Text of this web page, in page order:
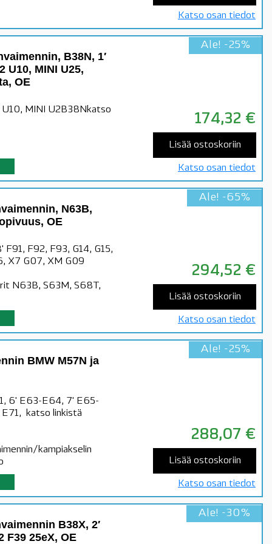
Katso osan tiedot
Ale! -25%
B38N, 1′
U10, MINI U25,
OE
MINI U2B38Nkatso
174,32 €
Lisää ostoskoriin
Katso osan tiedot
Ale! -65%
N63B,
OE
F91, F92, F93, G14, G15,
X7 G07, XM G09
N63B, S63M, S68T,
294,52 €
Lisää ostoskoriin
Katso osan tiedot
Ale! -25%
BMW M57N ja
6' E63-E64, 7' E65-
katso linkistä
kampiakselin
288,07 €
Lisää ostoskoriin
Katso osan tiedot
Ale! -30%
B38X, 2′
F39 25eX, OE